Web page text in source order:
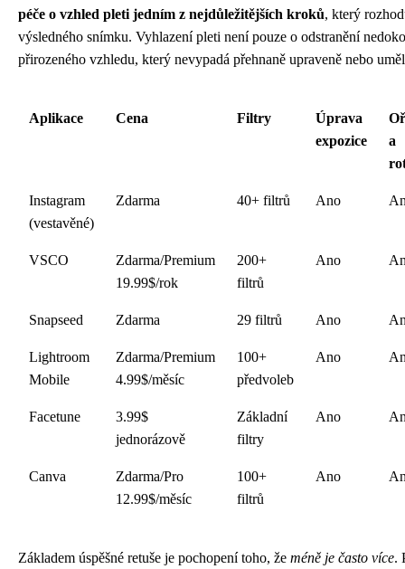
péče o vzhled pleti jedním z nejdůležitějších kroků, který
výsledného snímku. Vyhlazení pleti není pouze o odstranění
přirozeného vzhledu, který nevypadá přehnaně upraveně nebo
Aplikace Cena Filtry
Úprava
expozice
a
Instagram
(vestavěné)
Zdarma 40+ filtrů Ano
VSCO
Zdarma/Premium
19.99$/rok
200+
filtrů
Ano
Snapseed Zdarma 29 filtrů Ano
Lightroom
Mobile
Zdarma/Premium
4.99$/měsíc
100+
předvoleb
Ano
Facetune
3.99$
jednorázově
Základní
filtry
Ano
Canva
Zdarma/Pro
12.99$/měsíc
100+
filtrů
Ano
Základem úspěšné retuše je pochopení toho, že méně je často více.